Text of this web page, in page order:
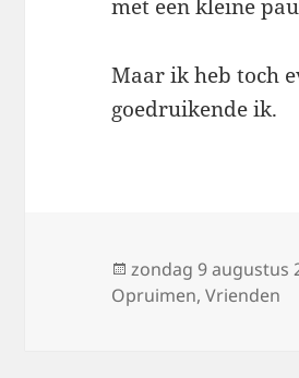
met een kleine
Maar ik heb toch
goedruikende ik.
Geplaatst
op
zondag 9 augustus
Opruimen,Vrienden